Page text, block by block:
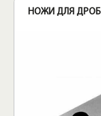
НОЖИ ДЛЯ